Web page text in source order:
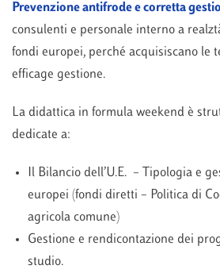
Prevenzione antifrode e corretta
consulenti e personale interno a
fondi europei, perché acquisiscano le
efficage gestione.
La didattica in formula weekend è
dedicate a:
Il Bilancio dell’U.E. – Tipologia e
europei (fondi diretti – Politica di
agricola comune)
Gestione e rendicontazione dei
studio.